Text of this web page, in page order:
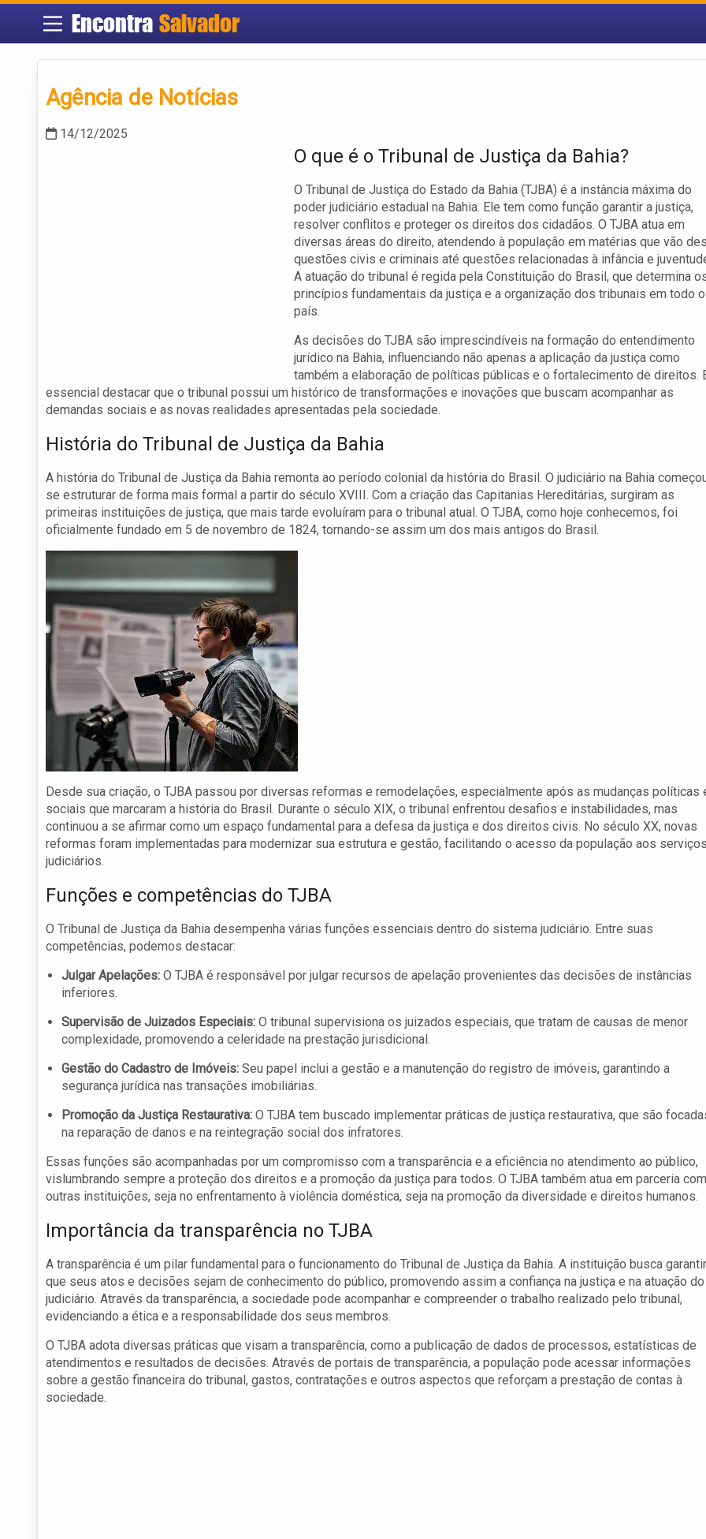
Encontra Salvador
Agência de Notícias
14/12/2025
O que é o Tribunal de Justiça da Bahia?
O Tribunal de Justiça do Estado da Bahia (TJBA) é a instância máxima do
poder judiciário estadual na Bahia. Ele tem como função garantir a justiça,
resolver conflitos e proteger os direitos dos cidadãos. O TJBA atua em
diversas áreas do direito, atendendo à população em matérias que vão
questões civis e criminais até questões relacionadas à infância e
A atuação do tribunal é regida pela Constituição do Brasil, que determina
princípios fundamentais da justiça e a organização dos tribunais em todo o
país.
As decisões do TJBA são imprescindíveis na formação do entendimento
jurídico na Bahia, influenciando não apenas a aplicação da justiça como
também a elaboração de políticas públicas e o fortalecimento de direitos.
essencial destacar que o tribunal possui um histórico de transformações e inovações que buscam acompanhar as
demandas sociais e as novas realidades apresentadas pela sociedade.
História do Tribunal de Justiça da Bahia
A história do Tribunal de Justiça da Bahia remonta ao período colonial da história do Brasil. O judiciário na Bahia
se estruturar de forma mais formal a partir do século XVIII. Com a criação das Capitanias Hereditárias, surgiram as
primeiras instituições de justiça, que mais tarde evoluíram para o tribunal atual. O TJBA, como hoje conhecemos, foi
oficialmente fundado em 5 de novembro de 1824, tornando-se assim um dos mais antigos do Brasil.
Desde sua criação, o TJBA passou por diversas reformas e remodelações, especialmente após as mudanças políticas
sociais que marcaram a história do Brasil. Durante o século XIX, o tribunal enfrentou desafios e instabilidades, mas
continuou a se afirmar como um espaço fundamental para a defesa da justiça e dos direitos civis. No século XX, novas
reformas foram implementadas para modernizar sua estrutura e gestão, facilitando o acesso da população aos
judiciários.
Funções e competências do TJBA
O Tribunal de Justiça da Bahia desempenha várias funções essenciais dentro do sistema judiciário. Entre suas
competências, podemos destacar:
Julgar Apelações: O TJBA é responsável por julgar recursos de apelação provenientes das decisões de instâncias
inferiores.
Supervisão de Juizados Especiais: O tribunal supervisiona os juizados especiais, que tratam de causas de menor
complexidade, promovendo a celeridade na prestação jurisdicional.
Gestão do Cadastro de Imóveis: Seu papel inclui a gestão e a manutenção do registro de imóveis, garantindo a
segurança jurídica nas transações imobiliárias.
Promoção da Justiça Restaurativa: O TJBA tem buscado implementar práticas de justiça restaurativa, que são
na reparação de danos e na reintegração social dos infratores.
Essas funções são acompanhadas por um compromisso com a transparência e a eficiência no atendimento ao público,
vislumbrando sempre a proteção dos direitos e a promoção da justiça para todos. O TJBA também atua em parceria com
outras instituições, seja no enfrentamento à violência doméstica, seja na promoção da diversidade e direitos humanos.
Importância da transparência no TJBA
A transparência é um pilar fundamental para o funcionamento do Tribunal de Justiça da Bahia. A instituição busca garantir
que seus atos e decisões sejam de conhecimento do público, promovendo assim a confiança na justiça e na atuação do
judiciário. Através da transparência, a sociedade pode acompanhar e compreender o trabalho realizado pelo tribunal,
evidenciando a ética e a responsabilidade dos seus membros.
O TJBA adota diversas práticas que visam a transparência, como a publicação de dados de processos, estatísticas de
atendimentos e resultados de decisões. Através de portais de transparência, a população pode acessar informações
sobre a gestão financeira do tribunal, gastos, contratações e outros aspectos que reforçam a prestação de contas à
sociedade.